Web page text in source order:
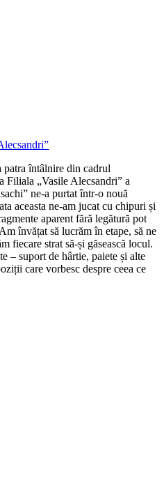
patra întâlnire din cadrul
Filiala „Vasile Alecsandri” a
ne-a purtat într-o nouă
aceasta ne-am jucat cu chipuri și
aparent fără legătură pot
învățat să lucrăm în etape, să ne
fiecare strat să-și găsească locul.
– suport de hârtie, paiete și alte
care vorbesc despre ceea ce